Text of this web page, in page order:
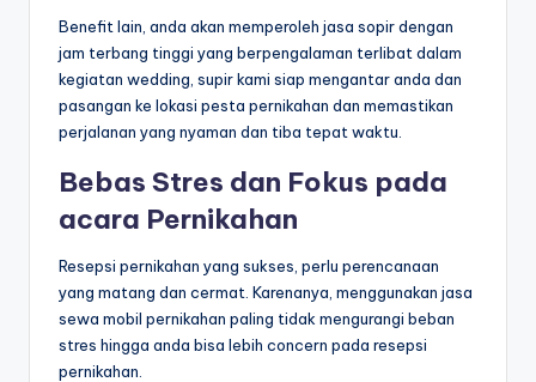
Benefit lain, anda akan memperoleh jasa sopir dengan
jam terbang tinggi yang berpengalaman terlibat dalam
kegiatan wedding, supir kami siap mengantar anda dan
pasangan ke lokasi pesta pernikahan dan memastikan
perjalanan yang nyaman dan tiba tepat waktu.
Bebas Stres dan Fokus pada
acara Pernikahan
Resepsi pernikahan yang sukses, perlu perencanaan
yang matang dan cermat. Karenanya, menggunakan jasa
sewa mobil pernikahan paling tidak mengurangi beban
stres hingga anda bisa lebih concern pada resepsi
pernikahan.